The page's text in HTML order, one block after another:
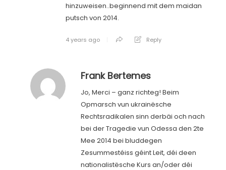
hinzuweisen..beginnend mit dem maidan
putsch von 2014.
4 years ago Reply
Frank Bertemes
Jo, Merci – ganz richteg! Beim
Opmarsch vun ukrainësche
Rechtsradikalen sinn derbäi och nach
bei der Tragedie vun Odessa den 2te
Mee 2014 bei bluddegen
Zesummestéiss géint Leit, déi deen
nationalistësche Kurs an/oder déi